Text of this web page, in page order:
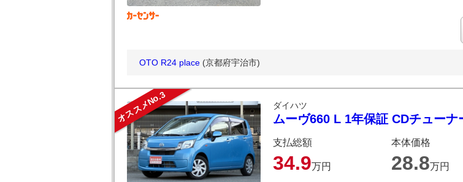
OTO R24 place (京都府宇治市)
オススメNo.3 ダイハツ
ムーヴ660 L 1年保証 CDチューナ
支払総額
34.9万円
本体価格
28.8万円